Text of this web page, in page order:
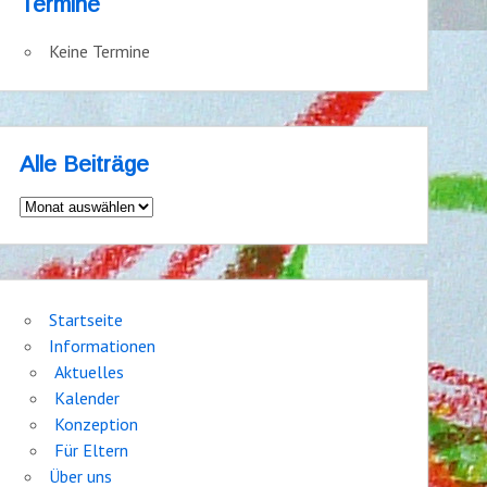
Keine Termine
Alle Beiträge
Alle
Beiträge
Startseite
Informationen
Aktuelles
Kalender
Konzeption
Für Eltern
Über uns